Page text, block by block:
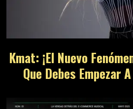
Kmat: ¡El Nuevo
Que Debes Empezar